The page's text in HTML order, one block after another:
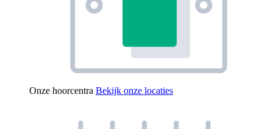
Onze hoorcentra Bekijk onze locaties